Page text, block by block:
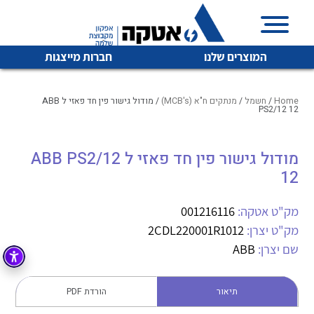
המוצרים שלנו חברות מייצגות
איכות | שרות | זמינות
מיתוג, בקרה , ואינסטלציה חשמלית ופעילה ב7 תחומים:
חשמל מיתוג ואינסטלציה חשמלית
קופסאות וארונות לחשמל, בקרה ואלקטרוניקה
לכל מוצרי היצרן לכל מוצרי היצרן
לכל מוצרי היצרן לכל מוצרי היצרן
Home
/ חשמל / מנתקים ח"א (MCB's) / מודול גישור פין חד פאזי ל ABB
PS2/12 12
מודול גישור פין חד פאזי ל ABB PS2/12
12
מק"ט אטקה: 001216116
מק"ט יצרן: 2CDL220001R1012
שם יצרן: ABB
תיאור הורדת PDF